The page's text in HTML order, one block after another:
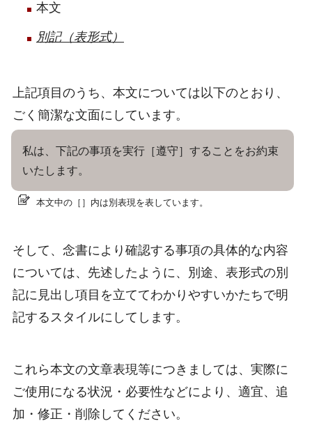
本文
別記（表形式）
上記項目のうち、本文については以下のとおり、
ごく簡潔な文面にしています。
私は、下記の事項を実行［遵守］することをお約束
いたします。
本文中の［］内は別表現を表しています。
そして、念書により確認する事項の具体的な内容
については、先述したように、別途、表形式の別
記に見出し項目を立ててわかりやすいかたちで明
記するスタイルにしてします。
これら本文の文章表現等につきましては、実際に
ご使用になる状況・必要性などにより、適宜、追
加・修正・削除してください。